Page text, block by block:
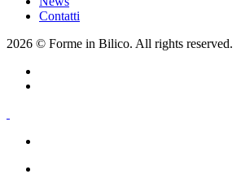
Contatti
2026 © Forme in Bilico. All rights reserved.